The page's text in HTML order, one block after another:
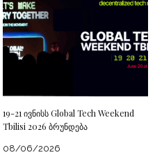
19-21 ივნისს Global Tech Weekend
Tbilisi 2026 ბრუნდება
08/06/2026